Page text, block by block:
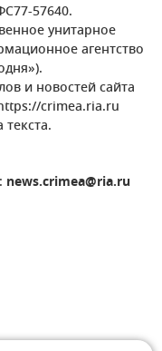
57640.
унитарное
агентство
и новостей сайта
crimea.ria.ru
news.crimea@ria.ru